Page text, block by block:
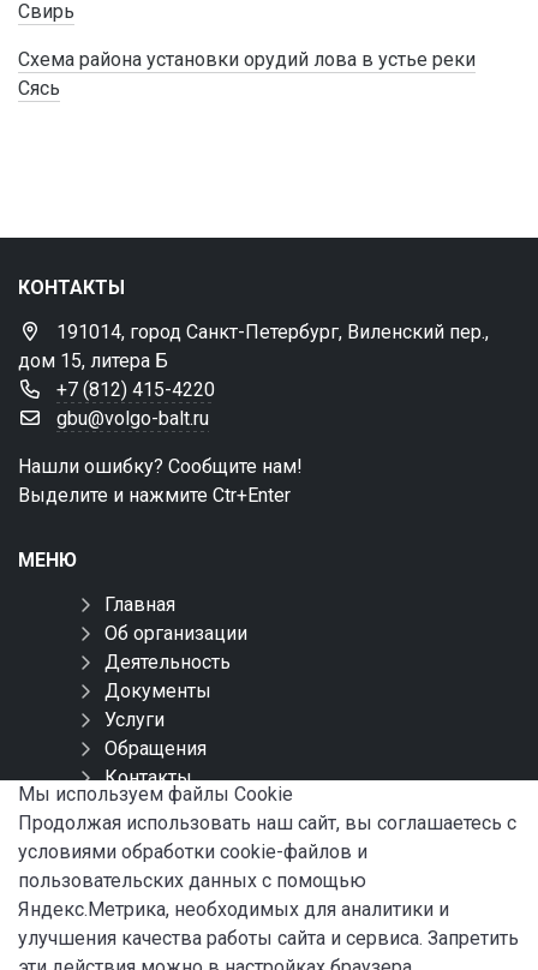
Свирь
Схема района установки орудий лова в устье реки
Сясь
КОНТАКТЫ
191014, город Санкт-Петербург, Виленский пер.,
дом 15, литера Б
+7 (812) 415-4220
gbu@volgo-balt.ru
Нашли ошибку? Сообщите нам!
Выделите и нажмите Ctr+Enter
МЕНЮ
Главная
Об организации
Деятельность
Документы
Услуги
Обращения
Контакты
Карта сайта
СОЦИАЛЬНЫЕ СЕТИ
Мы используем файлы Сookie
Продолжая использовать наш сайт, вы соглашаетесь с
условиями обработки cookie-файлов и
пользовательских данных с помощью
Яндекс.Метрика, необходимых для аналитики и
улучшения качества работы сайта и сервиса. Запретить